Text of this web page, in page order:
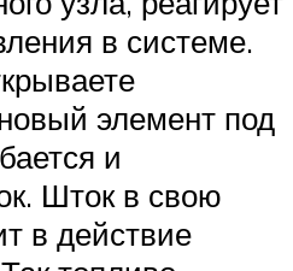
в системе.
элемент под
и
Шток в свою
в действие